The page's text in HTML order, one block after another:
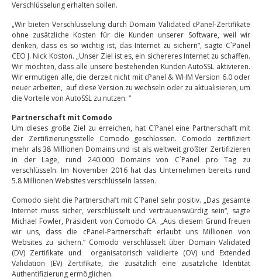
Verschlüsselung erhalten sollen.
„Wir bieten Verschlüsselung durch Domain Validated cPanel-Zertifikate
ohne zusätzliche Kosten für die Kunden unserer Software, weil wir
denken, dass es so wichtig ist, das Internet zu sichern“, sagte C`Panel
CEO J. Nick Koston. „Unser Ziel ist es, ein sichereres Internet zu schaffen.
Wir möchten, dass alle unsere bestehenden Kunden AutoSSL aktivieren.
Wir ermutigen alle, die derzeit nicht mit cPanel & WHM Version 6.0 oder
neuer arbeiten, auf diese Version zu wechseln oder zu aktualisieren, um
die Vorteile von AutoSSL zu nutzen. “
Partnerschaft mit Comodo
Um dieses große Ziel zu erreichen, hat C`Panel eine Partnerschaft mit
der Zertifizierungsstelle Comodo geschlossen. Comodo zertifiziert
mehr als 38 Millionen Domains und ist als weltweit größter Zertifizieren
in der Lage, rund 240.000 Domains von C`Panel pro Tag zu
verschlüsseln. Im November 2016 hat das Unternehmen bereits rund
5.8 Millionen Websites verschlüsseln lassen.
Comodo sieht die Partnerschaft mit C`Panel sehr positiv. „Das gesamte
Internet muss sicher, verschlüsselt und vertrauenswürdig sein“, sagte
Michael Fowler, Präsident von Comodo CA. „Aus diesem Grund freuen
wir uns, dass die cPanel-Partnerschaft erlaubt uns Millionen von
Websites zu sichern.“ Comodo verschlüsselt über Domain Validated
(DV) Zertifikate und organisatorisch validierte (OV) und Extended
Validation (EV) Zertifikate, die zusätzlich eine zusätzliche Identität
Authentifizierung ermöglichen.